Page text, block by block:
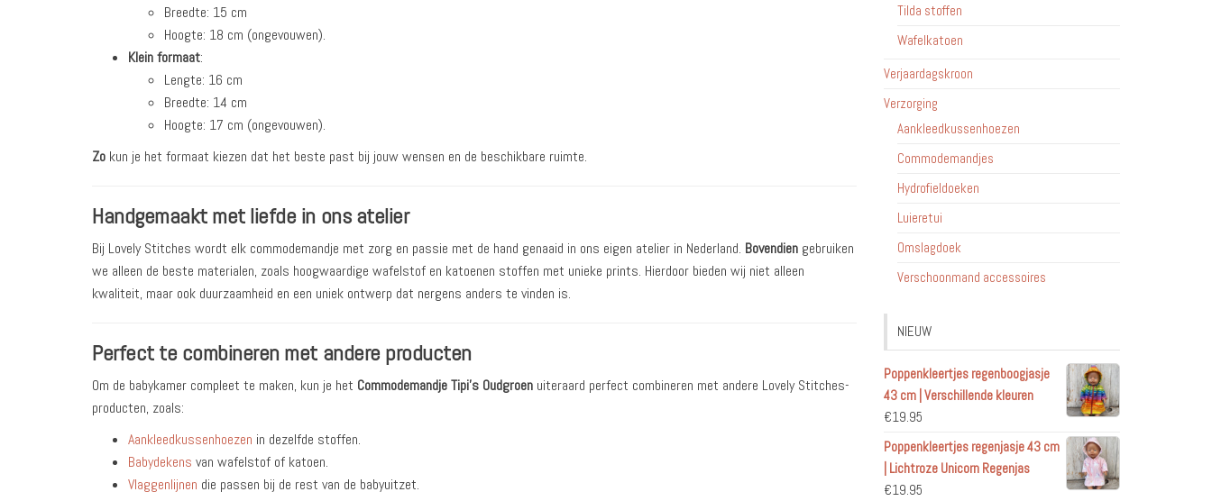
Breedte: 15 cm
Hoogte: 18 cm (ongevouwen).
Klein formaat:
Lengte: 16 cm
Breedte: 14 cm
Hoogte: 17 cm (ongevouwen).
Zo kun je het formaat kiezen dat het beste past bij jouw wensen en de beschikbare ruimte.
Handgemaakt met liefde in ons atelier
Bij Lovely Stitches wordt elk commodemandje met zorg en passie met de hand genaaid in ons eigen atelier in Nederland. Bovendien gebruiken
we alleen de beste materialen, zoals hoogwaardige wafelstof en katoenen stoffen met unieke prints. Hierdoor bieden wij niet alleen
kwaliteit, maar ook duurzaamheid en een uniek ontwerp dat nergens anders te vinden is.
Perfect te combineren met andere producten
Om de babykamer compleet te maken, kun je het Commodemandje Tipi’s Oudgroen uiteraard perfect combineren met andere Lovely Stitches-
producten, zoals:
Aankleedkussenhoezen in dezelfde stoffen.
Babydekens van wafelstof of katoen.
Vlaggenlijnen die passen bij de rest van de babyuitzet.
Tilda stoffen
Wafelkatoen
Verjaardagskroon
Verzorging
Aankleedkussenhoezen
Commodemandjes
Hydrofieldoeken
Luieretui
Omslagdoek
Verschoonmand accessoires
NIEUW
Poppenkleertjes regenboogjasje
43 cm | Verschillende kleuren
€19.95
Poppenkleertjes regenjasje 43 cm
| Lichtroze Unicorn Regenjas
€19.95